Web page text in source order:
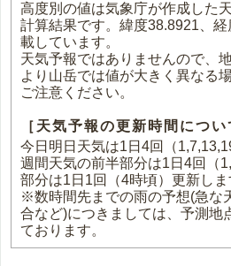
高度別の値は気象庁が作成した
計算結果です。緯度38.8921、
載しています。
天気予報ではありませんので、
より山岳では値が大きく異なる
ご注意ください。
［天気予報の更新時間につい
今日明日天気は1日4回（
週間天気の前半部分は1日4回（
部分は1日1回（4時頃）更新しま
※数時間先までの雨の予想(急な
合など)につきましては、予測地
ております。